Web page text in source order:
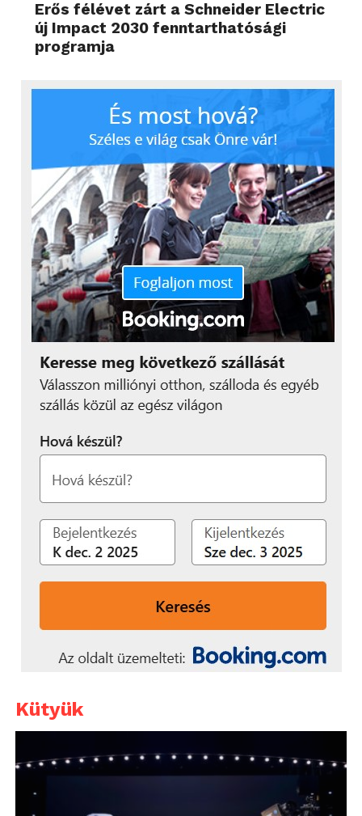
Erős félévet zárt a Schneider Electric
új Impact 2030 fenntarthatósági
programja
Kütyük